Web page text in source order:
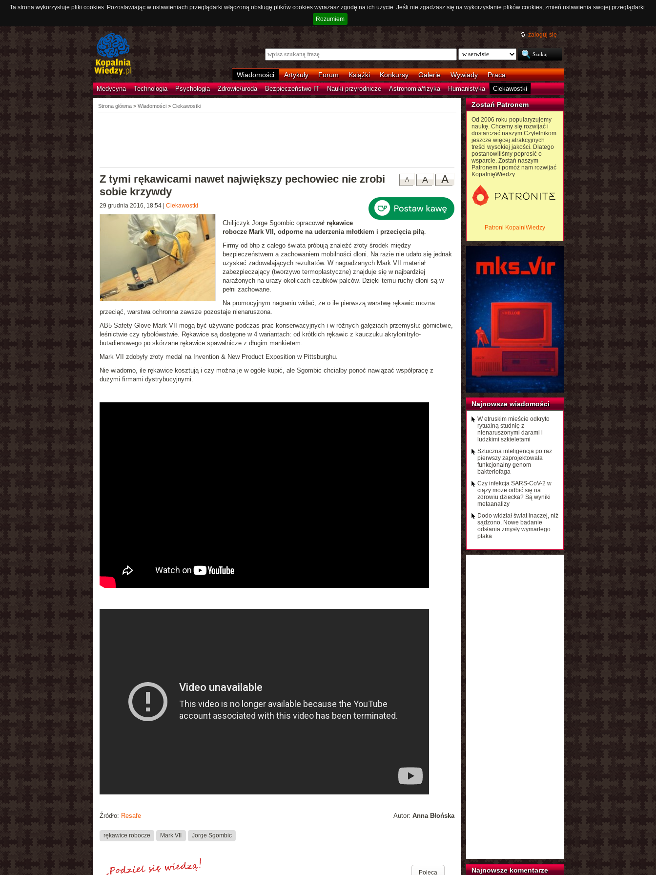
Ta strona wykorzystuje pliki cookies. Pozostawiając w ustawieniach przeglądarki włączoną obsługę plików cookies wyrażasz zgodę na ich użycie. Jeśli nie zgadzasz się na wykorzystanie plików cookies, zmień ustawienia swojej przeglądarki.
Rozumiem
zaloguj się
Wiadomości Artykuły Forum Książki Konkursy Galerie Wywiady Praca
Medycyna Technologia Psychologia Zdrowie/uroda Bezpieczeństwo IT Nauki przyrodnicze Astronomia/fizyka Humanistyka Ciekawostki
Strona główna> Wiadomości > Ciekawostki
A
A
A
Z tymi rękawicami nawet największy pechowiec nie zrobi
sobie krzywdy
29 grudnia 2016, 18:54| Ciekawostki
Chilijczyk Jorge Sgombic opracował rękawice
robocze Mark VII, odporne na uderzenia młotkiem i przecięcia piłą.
Firmy od bhp z całego świata próbują znaleźć złoty środek między
bezpieczeństwem a zachowaniem mobilności dłoni. Na razie nie udało się jednak
uzyskać zadowalających rezultatów. W nagradzanych Mark VII materiał
zabezpieczający (tworzywo termoplastyczne) znajduje się w najbardziej
narażonych na urazy okolicach czubków palców. Dzięki temu ruchy dłoni są w
pełni zachowane.
Na promocyjnym nagraniu widać, że o ile pierwszą warstwę rękawic można
przeciąć, warstwa ochronna zawsze pozostaje nienaruszona.
AB5 Safety Glove Mark VII mogą być używane podczas prac konserwacyjnych i w różnych gałęziach przemysłu: górnictwie,
leśnictwie czy rybołówstwie. Rękawice są dostępne w 4 wariantach: od krótkich rękawic z kauczuku akrylonitrylo-
butadienowego po skórzane rękawice spawalnicze z długim mankietem.
Mark VII zdobyły złoty medal na Invention & New Product Exposition w Pittsburghu.
Nie wiadomo, ile rękawice kosztują i czy można je w ogóle kupić, ale Sgombic chciałby ponoć nawiązać współpracę z
dużymi firmami dystrybucyjnymi.
Autor: Anna Błońska
Źródło: Resafe
rękawice robocze Mark VII Jorge Sgombic
Poleca
Zostań Patronem
Od 2006 roku popularyzujemy
naukę. Chcemy się rozwijać i
dostarczać naszym Czytelnikom
jeszcze więcej atrakcyjnych
treści wysokiej jakości. Dlatego
postanowiliśmy poprosić o
wsparcie. Zostań naszym
Patronem i pomóż nam rozwijać
KopalnięWiedzy.
Patroni KopalniWiedzy
Najnowsze wiadomości
W etruskim mieście odkryto
rytualną studnię z
nienaruszonymi darami i
ludzkimi szkieletami
Sztuczna inteligencja po raz
pierwszy zaprojektowała
funkcjonalny genom
bakteriofaga
Czy infekcja SARS-CoV-2 w
ciąży może odbić się na
zdrowiu dziecka? Są wyniki
metaanalizy
Dodo widział świat inaczej, niż
sądzono. Nowe badanie
odsłania zmysły wymarłego
ptaka
Najnowsze komentarze